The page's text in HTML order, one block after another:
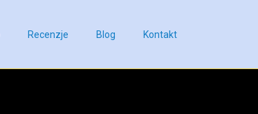
Recenzje Blog Kontakt